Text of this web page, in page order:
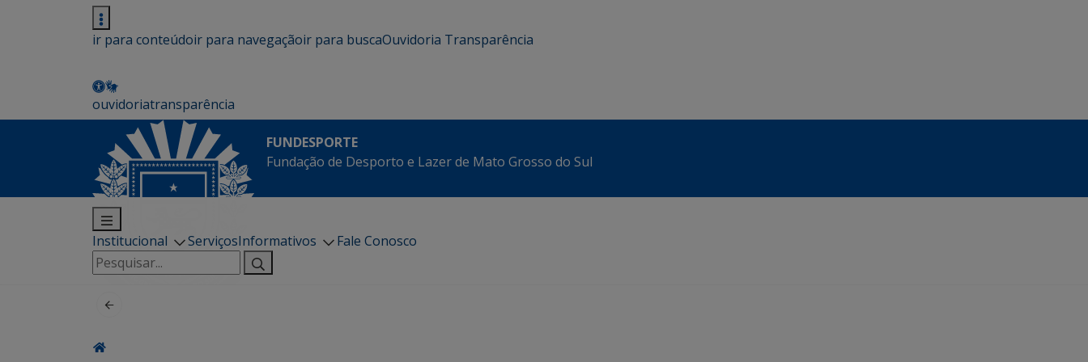
ir para conteúdoir para navegaçãoir para buscaOuvidoria Transparência
ouvidoriatransparência
FUNDESPORTE
Fundação de Desporto e Lazer de Mato Grosso do Sul
Institucional ServiçosInformativos
Fale Conosco
Pesquisar
por: